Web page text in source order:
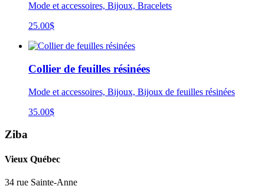
Mode et accessoires, Bijoux, Bracelets
25.00$
Collier de feuilles résinées
Mode et accessoires, Bijoux, Bijoux de feuilles résinées
35.00$
Ziba
Vieux Québec
34 rue Sainte-Anne